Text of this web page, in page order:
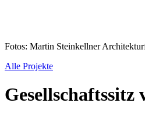
Fotos: Martin Steinkellner
Alle Projekte
Gesellschaftssitz